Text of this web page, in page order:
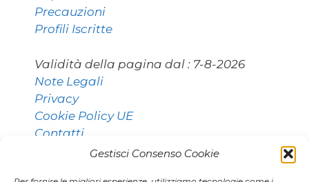
Gestisci Consenso Cookie
Precauzioni
Profili Iscritte
Validità della pagina dal : 7-8-2026
Note Legali
Privacy
Cookie Policy UE
Contatti